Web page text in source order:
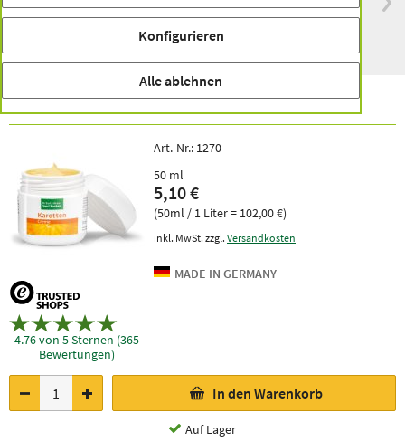
versandkostenfrei
innerhalb Deutschlands
Spitzenqualität seit
Karotten-Creme
4.76 von 5 Sternen (365
Bewertungen)
Art.-Nr.: 1270
50 ml
5,10 €
(50ml / 1 Liter = 102,00 €)
inkl. MwSt. zzgl. Versandkosten
In den Warenkorb
Auf Lager
Konfigurieren
Alle ablehnen